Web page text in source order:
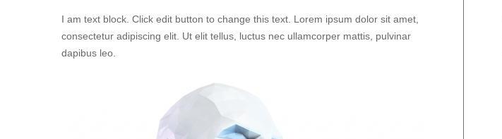
I am text block. Click edit button to change this text. Lorem ipsum dolor sit amet,
consectetur adipiscing elit. Ut elit tellus, luctus nec ullamcorper mattis, pulvinar
dapibus leo.